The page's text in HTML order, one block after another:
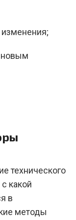
изменения;
новым
технического
какой
в
методы